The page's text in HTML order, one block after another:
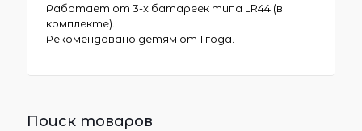
Работает от 3-х батареек типа LR44 (в
комплекте).
Рекомендовано детям от 1 года.
Поиск товаров